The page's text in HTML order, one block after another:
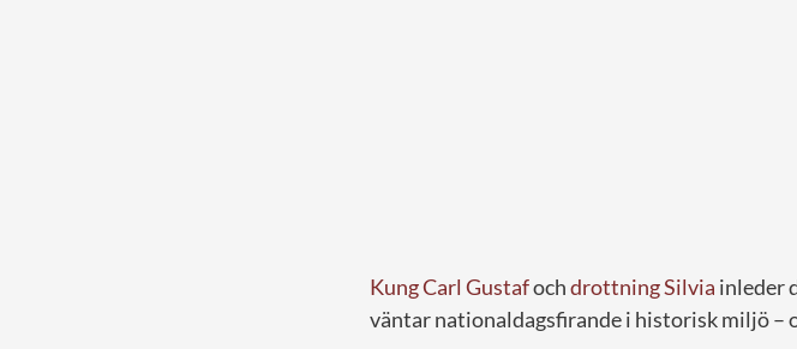
Kung Carl Gustafochdrottning Silvia inleder
väntar nationaldagsfirande i historisk miljö –